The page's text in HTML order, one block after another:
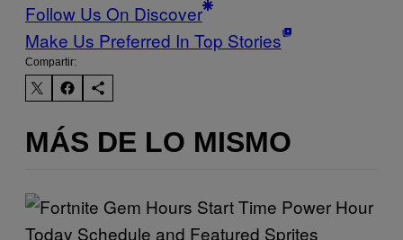
Follow Us On Discover
Make Us Preferred In Top Stories
Compartir:
MÁS DE LO MISMO